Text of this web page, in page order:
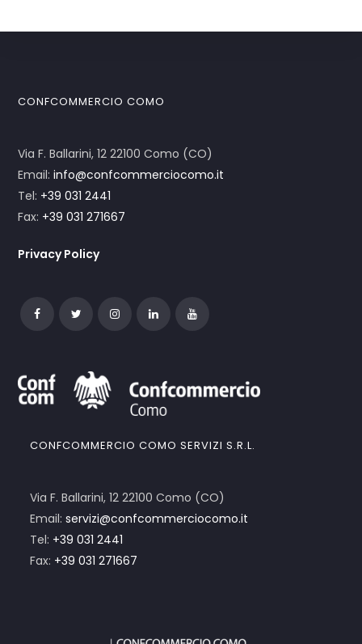
CONFCOMMERCIO COMO
Via F. Ballarini, 12 22100 Como (CO)
Email:info@confcommerciocomo.it
Tel: +39 031 2441
Fax: +39 031 271667
Privacy Policy
CONFCOMMERCIO COMO SERVIZI S.R.L.
Via F. Ballarini, 12 22100 Como (CO)
Email:servizi@confcommerciocomo.it
Tel: +39 031 2441
Fax: +39 031 271667